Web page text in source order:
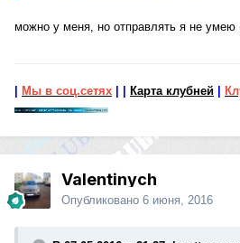
можно у меня, но отправлять я не умею
Мы в соц.сетях Карта клубней
Valentinych
Опубликовано 6 июня, 2016